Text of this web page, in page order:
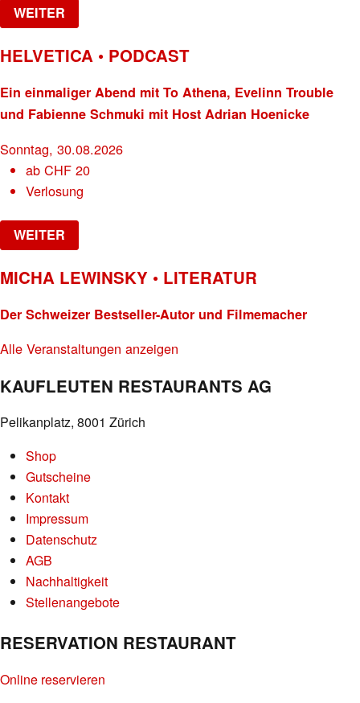
WEITER
HELVETICA • PODCAST
Ein einmaliger Abend mit To Athena, Evelinn Trouble
und Fabienne Schmuki mit Host Adrian Hoenicke
Sonntag, 30.08.2026
abCHF 20
Verlosung
WEITER
MICHA LEWINSKY • LITERATUR
Der Schweizer Bestseller-Autor und Filmemacher
Alle Veranstaltungen anzeigen
KAUFLEUTEN RESTAURANTS AG
Pelikanplatz, 8001 Zürich
Shop
Gutscheine
Kontakt
Impressum
Datenschutz
AGB
Nachhaltigkeit
Stellenangebote
RESERVATION RESTAURANT
Online reservieren